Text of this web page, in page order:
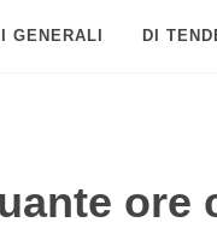
GENERALI DI
ore